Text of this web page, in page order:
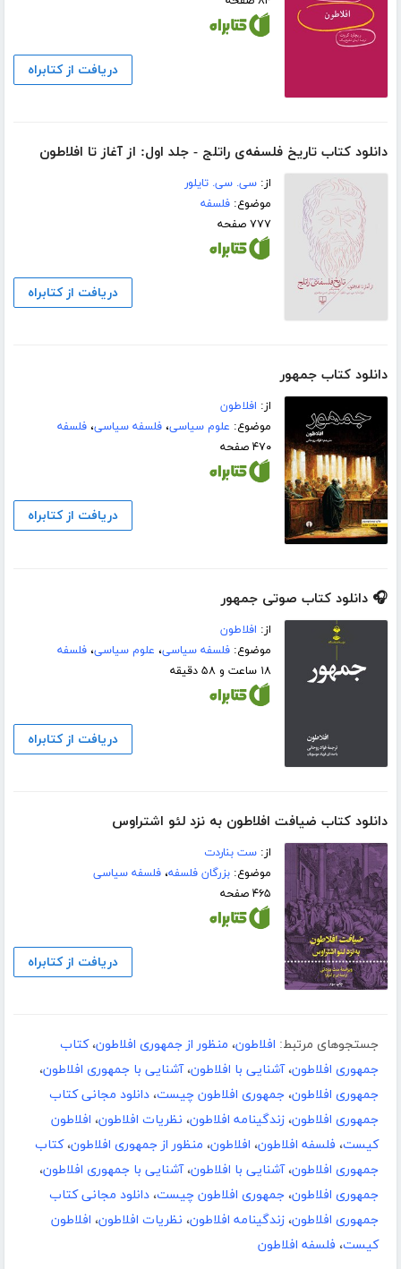
دریافت از کتابراه
دانلود کتاب تاریخ فلسفه‌ی راتلج - جلد اول: از آغاز تا افلاطون
از:سی. سی. تایلور
موضوع:فلسفه
۷۷۷ صفحه
دریافت از کتابراه
دانلود کتاب جمهور
از: افلاطون
موضوع: علوم سیاسی،فلسفه سیاسی،فلسفه
۴۷۰ صفحه
دریافت از کتابراه
🎧 دانلود کتاب صوتی جمهور
از: افلاطون
موضوع:فلسفه سیاسی، علوم سیاسی،فلسفه
۱۸ ساعت و ۵۸ دقیقه
دریافت از کتابراه
دانلود کتاب ضیافت افلاطون به نزد لئو اشتراوس
از:ست بناردت
موضوع:بزرگان فلسفه،فلسفه سیاسی
۴۶۵ صفحه
دریافت از کتابراه
جستجوهای مرتبط: افلاطون، منظور از جمهوری افلاطون،کتاب
جمهوری افلاطون،آشنایی با افلاطون،آشنایی با جمهوری افلاطون،
جمهوری افلاطون، جمهوری افلاطون چیست، دانلود مجانی کتاب
جمهوری افلاطون، زندگینامه افلاطون، نظریات افلاطون، افلاطون
کیست، فلسفه افلاطون، افلاطون، منظور از جمهوری افلاطون،کتاب
جمهوری افلاطون،آشنایی با افلاطون،آشنایی با جمهوری افلاطون،
جمهوری افلاطون، جمهوری افلاطون چیست، دانلود مجانی کتاب
جمهوری افلاطون، زندگینامه افلاطون، نظریات افلاطون، افلاطون
کیست، فلسفه افلاطون